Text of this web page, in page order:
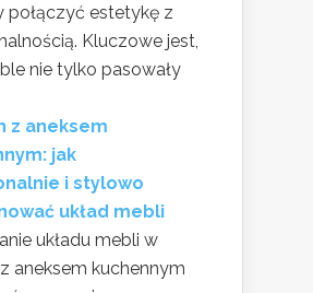
połączyć estetykę z
Kluczowe jest,
nie tylko pasowały
z aneksem
jak
i stylowo
układ mebli
układu mebli w
aneksem kuchennym